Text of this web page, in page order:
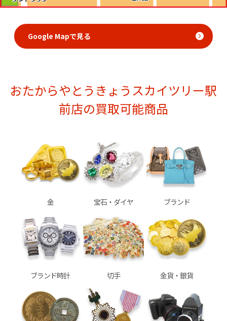
Google Mapで見る
おたからやとうきょうスカイツリー駅
前店の買取可能商品
金 宝石・ダイヤ ブランド
ブランド時計 切手 金貨・銀貨